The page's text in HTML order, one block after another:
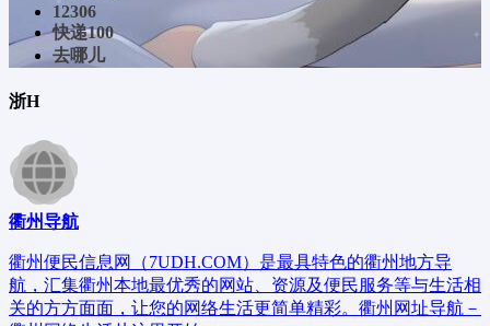
12306
快递100
去哪儿
浙H
衢州导航
衢州便民信息网（7UDH.COM）是最具特色的衢州地方导
航，汇集衢州本地最优秀的网站、资源及便民服务等与生活相
关的方方面面，让您的网络生活更简单精彩。衢州网址导航－